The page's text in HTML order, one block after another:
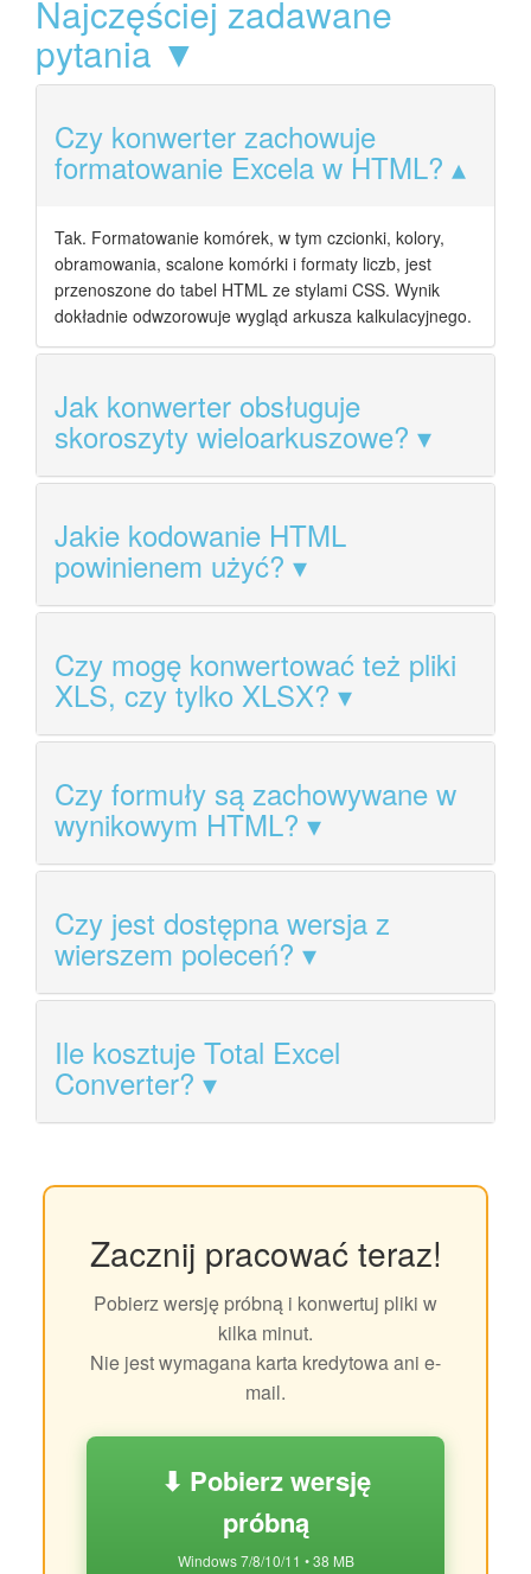
Najczęściej zadawane
pytania ▼
Czy konwerter zachowuje
formatowanie Excela w HTML?
Tak. Formatowanie komórek, w tym czcionki, kolory,
obramowania, scalone komórki i formaty liczb, jest
przenoszone do tabel HTML ze stylami CSS. Wynik
dokładnie odwzorowuje wygląd arkusza kalkulacyjnego.
Jak konwerter obsługuje
skoroszyty wieloarkuszowe?
Jakie kodowanie HTML
powinienem użyć?
Czy mogę konwertować też pliki
XLS, czy tylko XLSX?
Czy formuły są zachowywane w
wynikowym HTML?
Czy jest dostępna wersja z
wierszem poleceń?
Ile kosztuje Total Excel
Converter?
Zacznij pracować teraz!
Pobierz wersję próbną i konwertuj pliki w
kilka minut.
Nie jest wymagana karta kredytowa ani e-
mail.
⬇ Pobierz wersję
próbną
Windows 7/8/10/11 • 38 MB